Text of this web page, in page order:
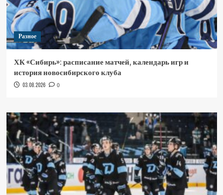
Разное
ХК «Сибирь»: расписание матчей, календарь игр и
история новосибирского клуба
03.08.2026 0